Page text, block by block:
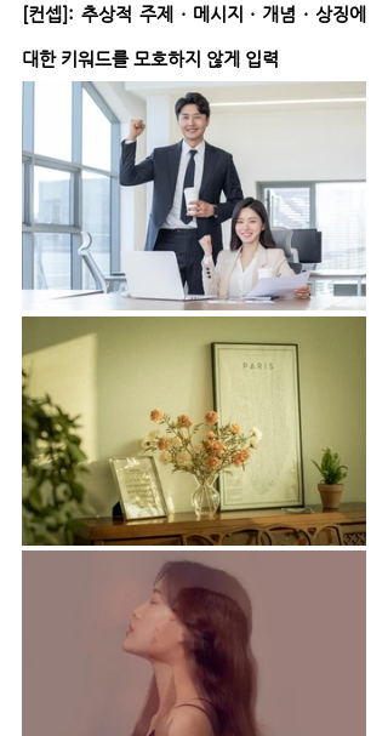
[컨셉]: 추상적 주제 · 메시지 · 개념 · 상징에
대한 키워드를 모호하지 않게 입력